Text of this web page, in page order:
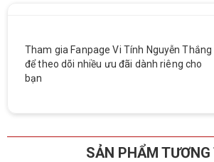
Tham gia Fanpage Vi Tính Nguyễn Thắng
để theo dõi nhiều ưu đãi dành riêng cho
bạn
SẢN PHẨM TƯƠNG